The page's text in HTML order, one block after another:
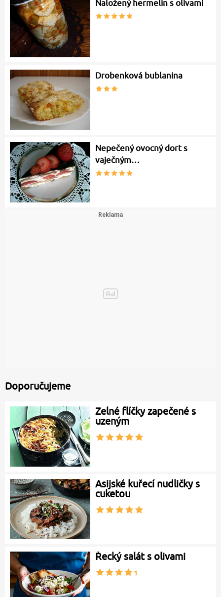
Naložený hermelín s olivami
Drobenková bublanina
Nepečený ovocný dort s
vaječným…
Doporučujeme
Zelné flíčky zapečené s
uzeným
Asijské kuřecí nudličky s
cuketou
Řecký salát s olivami